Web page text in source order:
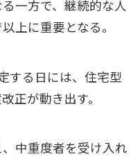
一方で、継続的な人
上に重要となる。
する日には、住宅型
正が動き出す。
中重度者を受け入れ